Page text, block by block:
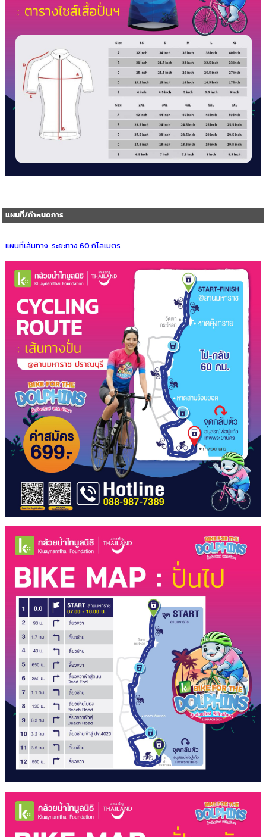
แผนที่/กำหนดการ
แผนที่เส้นทาง ระยะทาง 60 กิโลเมตร